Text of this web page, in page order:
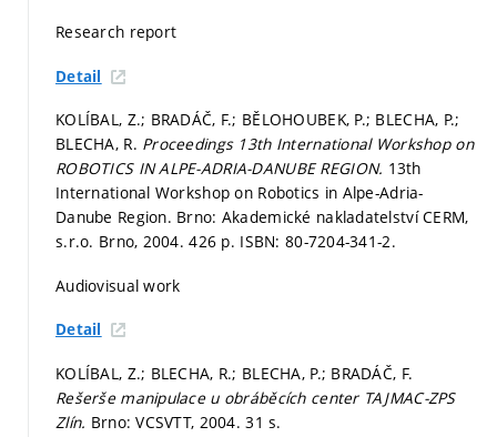
Research report
Detail
KOLÍBAL, Z.; BRADÁČ, F.; BĚLOHOUBEK, P.; BLECHA, P.;
BLECHA, R. Proceedings 13th International Workshop on
ROBOTICS IN ALPE-ADRIA-DANUBE REGION. 13th
International Workshop on Robotics in Alpe-Adria-
Danube Region. Brno: Akademické nakladatelství CERM,
s.r.o. Brno, 2004. 426 p. ISBN: 80-7204-341-2.
Audiovisual work
Detail
KOLÍBAL, Z.; BLECHA, R.; BLECHA, P.; BRADÁČ, F.
Rešerše manipulace u obráběcích center TAJMAC-ZPS
Zlín. Brno: VCSVTT, 2004. 31 s.